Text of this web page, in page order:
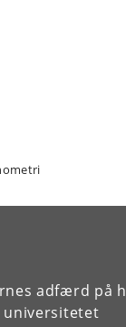
adfærd på
universitetet